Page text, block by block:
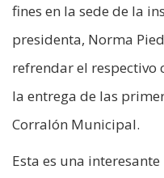
fines en la sede de la
presidenta, Norma
refrendar el respectivo
la entrega de las
Corralón Municipal.
Esta es una